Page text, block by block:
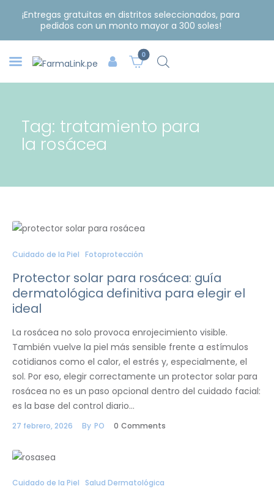
¡Entregas gratuitas en distritos seleccionados, para
pedidos con un monto mayor a 300 soles!
0
Tag: tratamiento para
la rosácea
Cuidado de la Piel Fotoprotección
Protector solar para rosácea: guía
dermatológica definitiva para elegir el
ideal
La rosácea no solo provoca enrojecimiento visible.
También vuelve la piel más sensible frente a estímulos
cotidianos como el calor, el estrés y, especialmente, el
sol. Por eso, elegir correctamente un protector solar para
rosácea no es un paso opcional dentro del cuidado facial:
es la base del control diario…
27 febrero, 2026 By PO 0 Comments
Cuidado de la Piel Salud Dermatológica